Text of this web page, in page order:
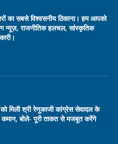
का सबसे विश्वसनीय ठिकाना। हम आपको
न्यूज़, राजनीतिक हलचल, सांस्कृतिक
को मिली श्री रेणुकाजी कांग्रेस सेवादल के
कमान, बोले- पूरी ताकत से मजबूत करेंगे